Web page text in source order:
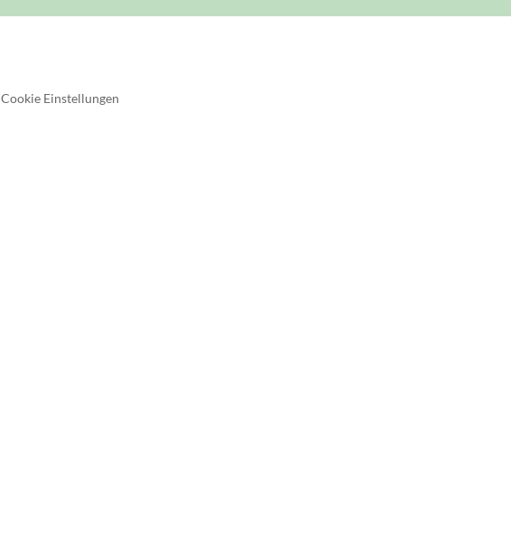
Cookie Einstellungen